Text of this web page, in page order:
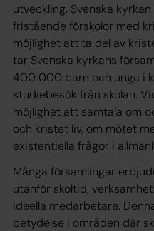
utveckling. Svenska
fristående förskolor med
möjlighet att ta del av
tar Svenska kyrkans
400 000 barn och unga i
studiebesök från skolan.
möjlighet att samtala om
och kristet liv, om mötet
existentiella frågor i
Många församlingar
utanför skoltid,
ideella medarbetare.
betydelse i områden där